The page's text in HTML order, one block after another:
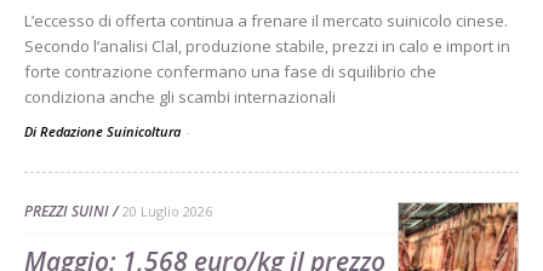
L’eccesso di offerta continua a frenare il mercato suinicolo cinese.
Secondo l’analisi Clal, produzione stabile, prezzi in calo e import in
forte contrazione confermano una fase di squilibrio che
condiziona anche gli scambi internazionali
Di Redazione Suinicoltura -
PREZZI SUINI 20 Luglio 2026
Maggio: 1,568 euro/kg il prezzo